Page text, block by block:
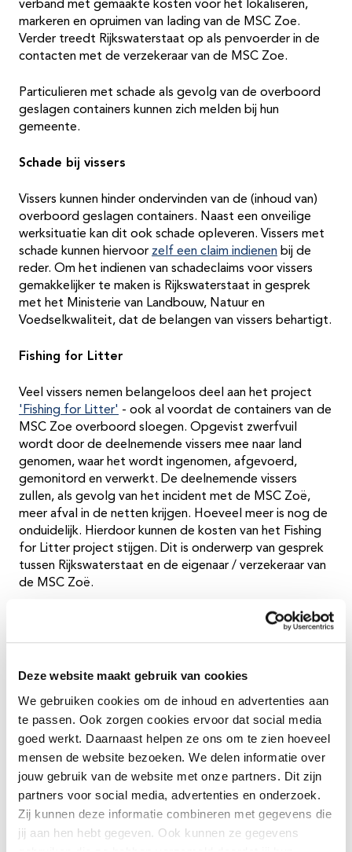
Deze website maakt gebruik van cookies
We gebruiken cookies om de inhoud en advertenties aan
te passen. Ook zorgen cookies ervoor dat social media
goed werkt. Daarnaast helpen ze ons om te zien hoeveel
mensen de website bezoeken. We delen informatie over
jouw gebruik van de website met onze partners. Dit zijn
partners voor social media, advertenties en onderzoek.
Zij kunnen deze informatie combineren met gegevens die
jij aan hen hebt gegeven. Ook kunnen ze gegevens
verband met gemaakte kosten voor het lokaliseren,
markeren en opruimen van lading van de MSC Zoe.
Verder treedt Rijkswaterstaat op als penvoerder in de
contacten met de verzekeraar van de MSC Zoe.
Particulieren met schade als gevolg van de overboord
geslagen containers kunnen zich melden bij hun
gemeente.
Schade bij vissers
Vissers kunnen hinder ondervinden van de (inhoud van)
overboord geslagen containers. Naast een onveilige
werksituatie kan dit ook schade opleveren. Vissers met
schade kunnen hiervoor zelf een claim indienen bij de
reder. Om het indienen van schadeclaims voor vissers
gemakkelijker te maken is Rijkswaterstaat in gesprek
met het Ministerie van Landbouw, Natuur en
Voedselkwaliteit, dat de belangen van vissers behartigt.
Fishing for Litter
Veel vissers nemen belangeloos deel aan het project
'Fishing for Litter' - ook al voordat de containers van de
MSC Zoe overboord sloegen. Opgevist zwerfvuil
wordt door de deelnemende vissers mee naar land
genomen, waar het wordt ingenomen, afgevoerd,
gemonitord en verwerkt. De deelnemende vissers
zullen, als gevolg van het incident met de MSC Zoë,
meer afval in de netten krijgen. Hoeveel meer is nog de
onduidelijk. Hierdoor kunnen de kosten van het Fishing
for Litter project stijgen. Dit is onderwerp van gesprek
tussen Rijkswaterstaat en de eigenaar / verzekeraar van
de MSC Zoë.
Meer informatie over de schadeafhandeling is te vinden
Opruimen en schoonmaken
Er is onder coördinatie van Rijkswaterstaat een plan van
aanpak voor het opruimen en schoonmaken
opgesteld.
Hierin zijn alle maatregelen op zee en land opgenomen.
Er zal in ieder geval 18 maanden lang worden
opgeruimd en schoongemaakt, in samenwerking en in
afstemming met Duitsland en Denemarken. In het plan
van aanpak zijn o.a. de volgende afspraken gemaakt: